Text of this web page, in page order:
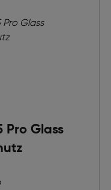
Pro Glass
Rabatts
Preis